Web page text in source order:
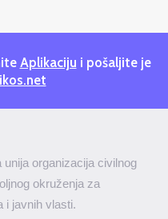
Aplikaciju i pošaljite je
organizacija civilnog
okruženja za
i javnih vlasti.